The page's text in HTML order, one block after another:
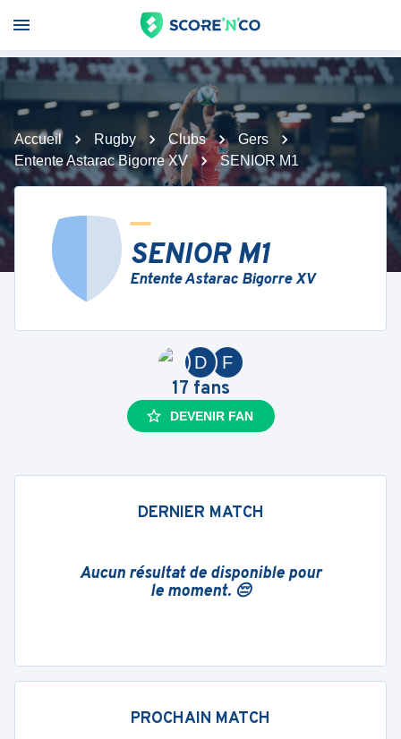
Accueil Rugby Clubs
Gers
Entente Astarac Bigorre XV
SENIOR M1
SENIOR M1
Entente Astarac Bigorre XV
F
D
17 fans
DEVENIR FAN
DERNIER MATCH
Aucun résultat de disponible pour
le moment. 😔
PROCHAIN MATCH